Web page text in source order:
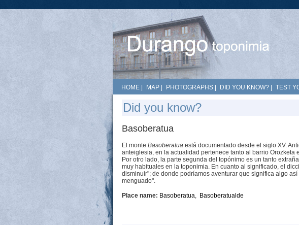
HOME MAP PHOTOGRAPHS DID YOU KNOW? TEST
Did you know?
Basoberatua
El monte Basoberatua está documentado desde el siglo XV.
anteiglesia, en la actualidad pertenece tanto al barrio
Por otro lado, la parte segunda del topónimo es un tanto
muy habituales en la toponimia. En cuanto al significado, el
disminuir"; de donde podríamos aventurar que significa algo
menguado".
Place name: Basoberatua, Basoberatualde